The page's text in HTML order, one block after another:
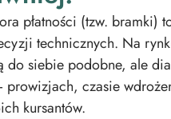
płatności (tzw. bramki)
technicznych. Na
do siebie podobne, ale
prowizjach, czasie
kursantów.